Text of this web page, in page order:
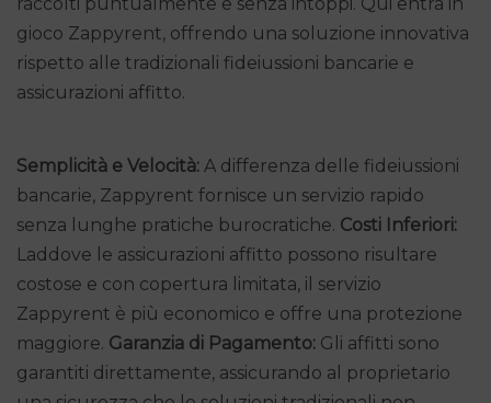
gioco Zappyrent, offrendo una soluzione innovativa
rispetto alle tradizionali fideiussioni bancarie e
assicurazioni affitto.
Semplicità e Velocità: A differenza delle fideiussioni
bancarie, Zappyrent fornisce un servizio rapido
senza lunghe pratiche burocratiche. Costi Inferiori:
Laddove le assicurazioni affitto possono risultare
costose e con copertura limitata, il servizio
Zappyrent è più economico e offre una protezione
maggiore. Garanzia di Pagamento: Gli affitti sono
garantiti direttamente, assicurando al proprietario